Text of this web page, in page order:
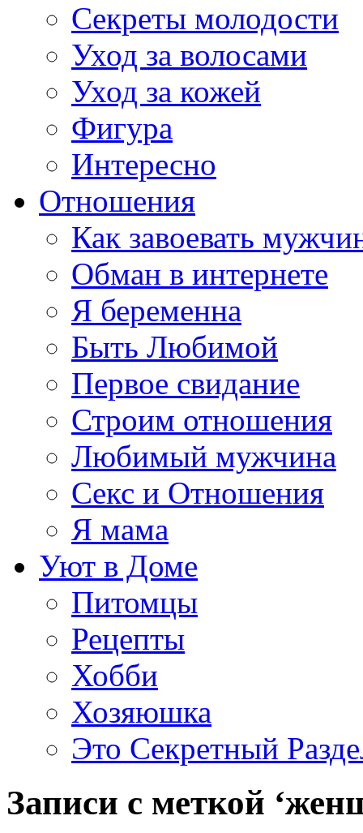
Секреты молодости
Уход за волосами
Уход за кожей
Фигура
Интересно
Отношения
Как завоевать
Обман в интернете
Я беременна
Быть Любимой
Первое свидание
Строим отношения
Любимый мужчина
Секс и Отношения
Я мама
Уют в Доме
Питомцы
Рецепты
Хобби
Хозяюшка
Это Секретный
Записи с меткой